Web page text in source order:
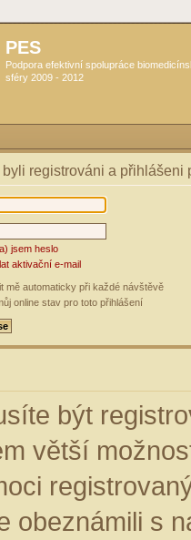
PES
Podpora efektivní spolupráce
sféry 2009 - 2012
registrováni a přihlášeni
jsem heslo
aktivační e-mail
mě automaticky při každé návštěvě
online stav pro toto přihlášení
být
větší
obeznámili s